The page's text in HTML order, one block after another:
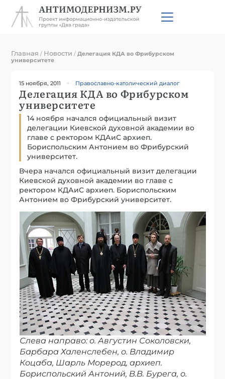
Главная / Новости /Делегация КДА во Фрибурском
университете
15 ноября, 2011 Православно-католический диалог
Делегация КДА во Фрибурском
университете
14 ноября начался официальный визит
делегации Киевской духовной академии во
главе с ректором КДАиС архиеп.
Бориспольским Антонием во Фрибурский
университет.
Вчера начался официальный визит делегации
Киевской духовной академии во главе с
ректором КДАиС архиеп. Бориспольским
Антонием во Фрибурский университет.
Слева направо: о. Августин Соколовски,
Барбара Халенслебен, о. Владимир
Коцаба, Шарль Морерод, архиеп.
Бориспольский Антоний, В.В. Бурега, о.